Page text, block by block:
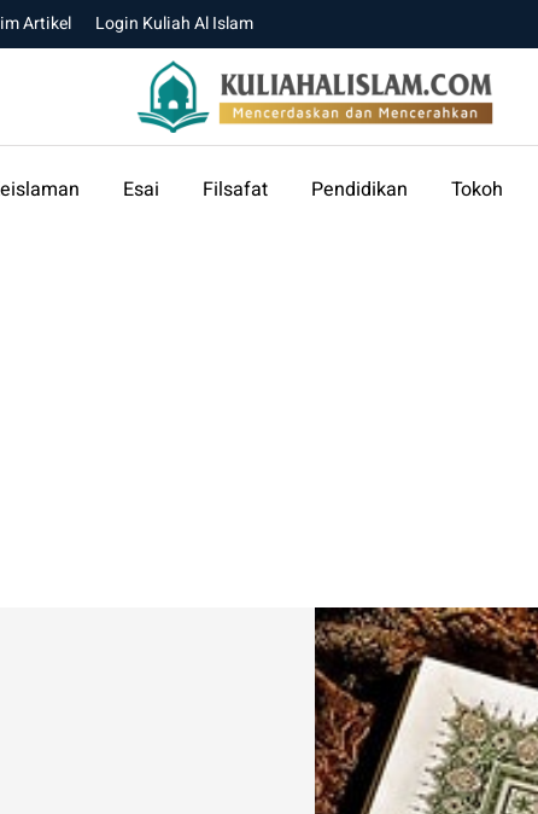
Artikel Login Kuliah Al Islam
Esai Filsafat Pendidikan Tokoh